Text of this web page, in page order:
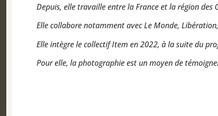
Depuis, elle travaille entre la France et la région
Elle collabore notamment avec Le Monde,
Elle intègre le collectif Item en 2022, à la suite du
Pour elle, la photographie est un moyen de